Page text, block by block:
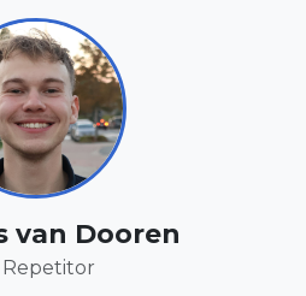
van Dooren
Repetitor